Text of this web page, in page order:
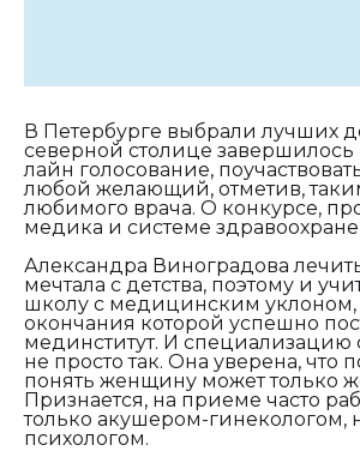
В Петербурге выбрали лучших
северной столице
лайн голосование,
любой желающий, отметив,
любимого врача. О конкурсе,
медика и системе
Александра Виноградова
мечтала с детства, поэтому и
школу с медицинским уклоном,
окончания которой успешно
мединститут. И специализацию
не просто так. Она уверена, что
понять женщину может только
Признается, на приеме часто
только акушером-гинекологом,
психологом.